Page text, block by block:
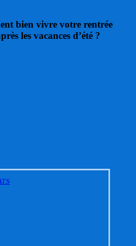
bien vivre votre rentrée
les vacances d’été ?